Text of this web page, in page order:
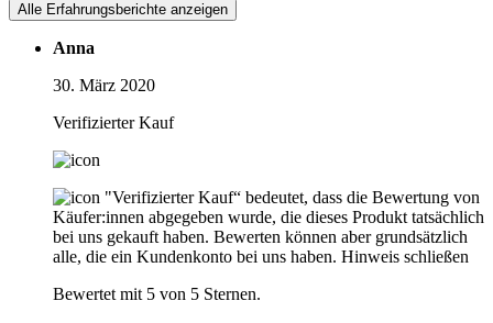
Alle Erfahrungsberichte anzeigen
Anna
30. März 2020
Verifizierter Kauf
"Verifizierter Kauf“ bedeutet, dass die Bewertung von
Käufer:innen abgegeben wurde, die dieses Produkt tatsächlich
bei uns gekauft haben. Bewerten können aber grundsätzlich
alle, die ein Kundenkonto bei uns haben. Hinweis schließen
Bewertet mit 5 von 5 Sternen.